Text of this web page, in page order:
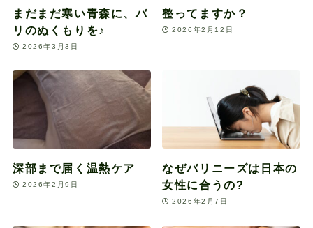
まだまだ寒い青森に、バ
リのぬくもりを♪
2026年3月3日
整ってますか？
2026年2月12日
深部まで届く温熱ケア
2026年2月9日
なぜバリニーズは日本の
女性に合うの?
2026年2月7日